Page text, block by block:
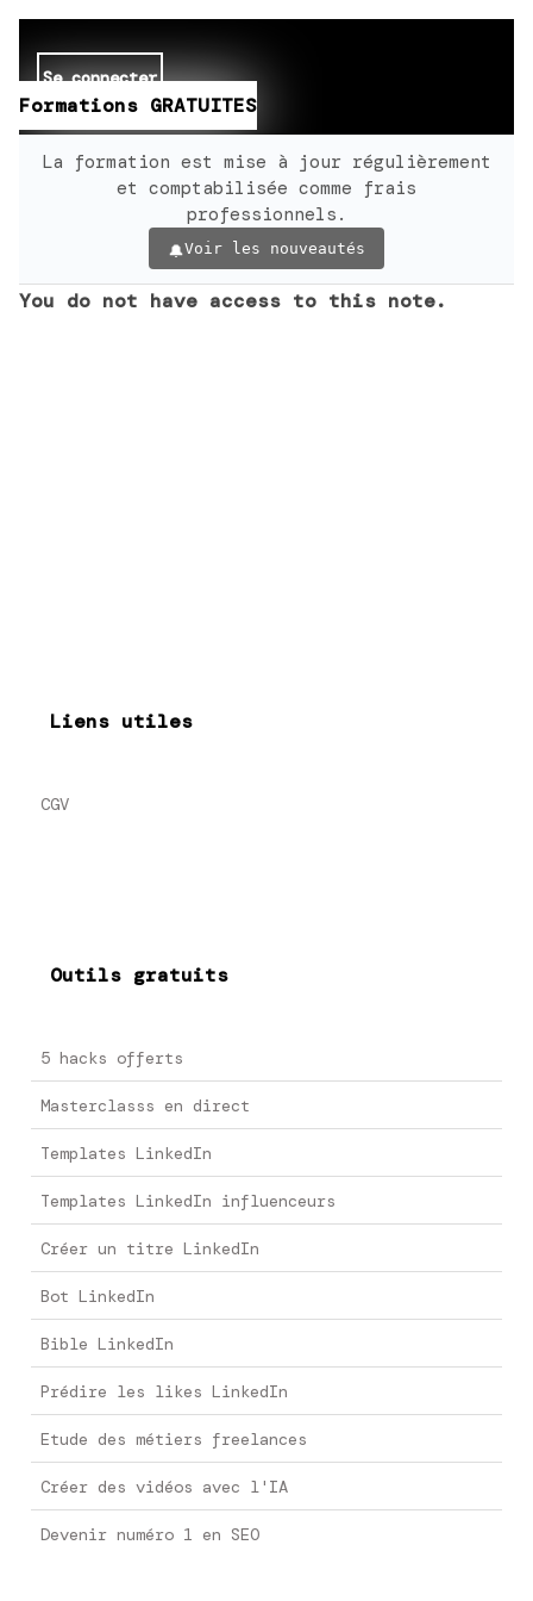
Se connecter
Formations GRATUITES
La formation est mise à jour régulièrement
et comptabilisée comme frais
professionnels.
Voir les nouveautés
You do not have access to this note.
Liens utiles
CGV
Outils gratuits
5 hacks offerts
Masterclasss en direct
Templates LinkedIn
Templates LinkedIn influenceurs
Créer un titre LinkedIn
Bot LinkedIn
Bible LinkedIn
Prédire les likes LinkedIn
Etude des métiers freelances
Créer des vidéos avec l'IA
Devenir numéro 1 en SEO